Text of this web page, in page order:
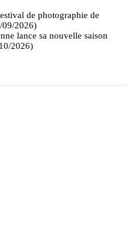
de photographie de
09/2026)
lance sa nouvelle saison
2026)